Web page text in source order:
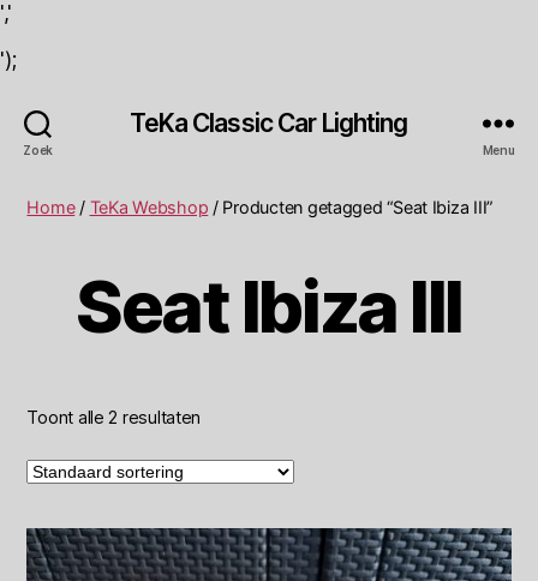
','
');
Zoek
TeKa Classic Car Lighting
Menu
Home/ TeKa Webshop / Producten getagged “Seat Ibiza III”
Seat Ibiza III
Toont alle 2 resultaten